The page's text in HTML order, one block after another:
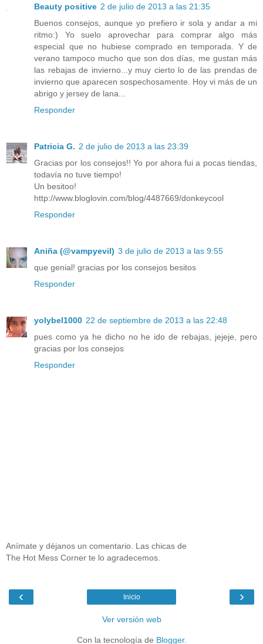
Beauty positive 2 de julio de 2013 a las 21:35
Buenos consejos, aunque yo prefiero ir sola y andar a mi
ritmo:) Yo suelo aprovechar para comprar algo más
especial que no hubiese comprado en temporada. Y de
verano tampoco mucho que son dos días, me gustan más
las rebajas de invierno...y muy cierto lo de las prendas de
invierno que aparecen sospechosamente. Hoy vi más de un
abrigo y jersey de lana...
Responder
Patricia G. 2 de julio de 2013 a las 23:39
Gracias por los consejos!! Yo por ahora fui a pocas tiendas,
todavía no tuve tiempo!
Un besitoo!
http://www.bloglovin.com/blog/4487669/donkeycool
Responder
Aniña (@vampyevil) 3 de julio de 2013 a las 9:55
que genial! gracias por los consejos besitos
Responder
yolybel1000 22 de septiembre de 2013 a las 22:48
pues como ya he dicho no he ido de rebajas, jejeje, pero
gracias por los consejos
Responder
Anímate y déjanos un comentario. Las chicas de
The Hot Mess Corner te lo agradecemos.
‹ ›
Inicio
Ver versión web
Con la tecnología de Blogger.